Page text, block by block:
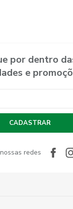
por dentro
e
CADASTRAR
redes